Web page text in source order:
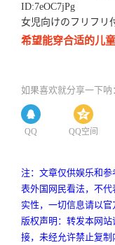
ID:7eOC7jPg
女児向けのフリフリ
希望能穿合适的儿
如果喜欢就分享一下呐
QQ QQ空间
注：文章仅供娱乐和
表外国网民看法，不
实性，一切信息请以官
版权声明：转发本网
接，未经允许禁止复制